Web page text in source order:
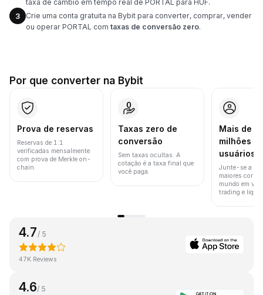
taxa de câmbio em tempo real de PORTAL para HUF.
3
Crie uma conta gratuita na Bybit para converter, comprar, vender
ou operar PORTAL com taxas de conversão zero.
Por que converter na Bybit
Prova de reservas
Reservas de 1:1
verificadas mensalmente
com prova de Merkle on-
chain.
Taxas zero de
conversão
Sem taxas ocultas. A
cotação é a taxa final que
você paga.
Mais de
milhões
usuários
Junte-se a
maiores
mundo em
trading e
4.7 / 5
47K Reviews
4.6/ 5